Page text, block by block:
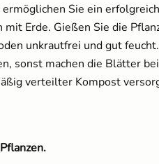
Sie ein
mit Erde. Gießen Sie die
unkrautfrei und gut
sonst machen die Blätter
verteilter Kompost